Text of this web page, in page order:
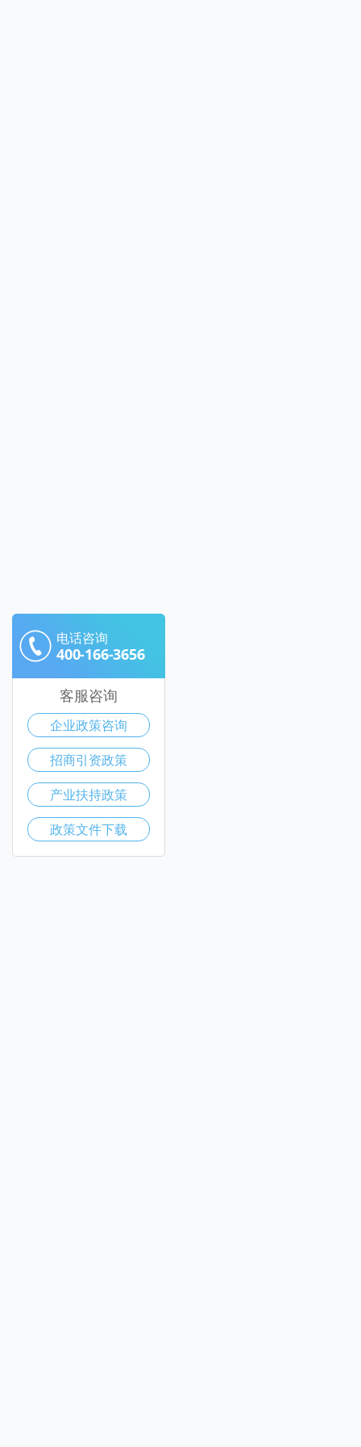
电话咨询
400-166-3656
客服咨询
企业政策咨询
招商引资政策
产业扶持政策
政策文件下载